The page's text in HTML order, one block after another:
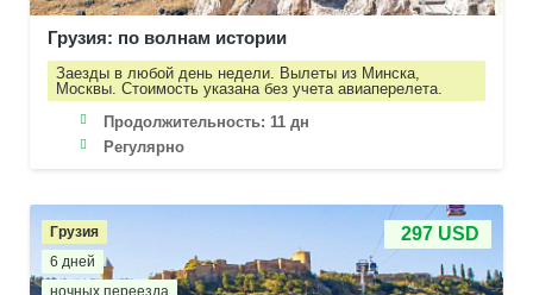
Грузия: по волнам истории
Заезды в любой день недели. Вылеты из Минска,
Москвы. Стоимость указана без учета авиаперелета.
Продолжительность: 11 дн
Регулярно
297 USD
Грузия
6 дней
ночных переезда